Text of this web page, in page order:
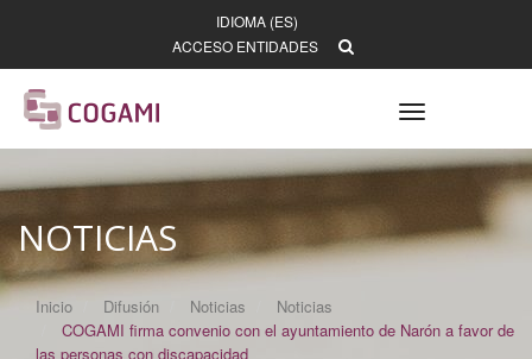
IDIOMA (ES)
ACCESO ENTIDADES
Toggle
navigation
NOTICIAS
Inicio Difusión Noticias
Noticias
COGAMI firma convenio con el ayuntamiento de Narón a favor de
las personas con discapacidad